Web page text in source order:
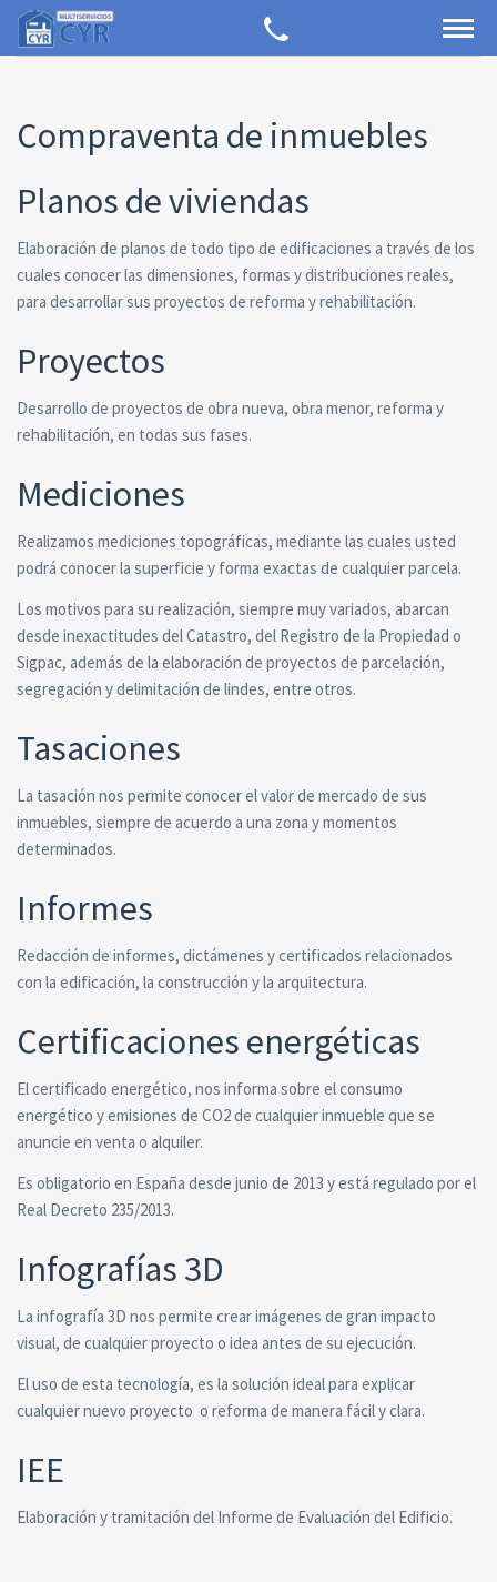
Compraventa de inmuebles
Planos de viviendas
Elaboración de planos de todo tipo de edificaciones a través de los
cuales conocer las dimensiones, formas y distribuciones reales,
para desarrollar sus proyectos de reforma y rehabilitación.
Proyectos
Desarrollo de proyectos de obra nueva, obra menor, reforma y
rehabilitación, en todas sus fases.
Mediciones
Realizamos mediciones topográficas, mediante las cuales usted
podrá conocer la superficie y forma exactas de cualquier parcela.
Los motivos para su realización, siempre muy variados, abarcan
desde inexactitudes del Catastro, del Registro de la Propiedad o
Sigpac, además de la elaboración de proyectos de parcelación,
segregación y delimitación de lindes, entre otros.
Tasaciones
La tasación nos permite conocer el valor de mercado de sus
inmuebles, siempre de acuerdo a una zona y momentos
determinados.
Informes
Redacción de informes, dictámenes y certificados relacionados
con la edificación, la construcción y la arquitectura.
Certificaciones energéticas
El certificado energético, nos informa sobre el consumo
energético y emisiones de CO2 de cualquier inmueble que se
anuncie en venta o alquiler.
Es obligatorio en España desde junio de 2013 y está regulado por el
Real Decreto 235/2013.
Infografías 3D
La infografía 3D nos permite crear imágenes de gran impacto
visual, de cualquier proyecto o idea antes de su ejecución.
El uso de esta tecnología, es la solución ideal para explicar
cualquier nuevo proyecto o reforma de manera fácil y clara.
IEE
Elaboración y tramitación del Informe de Evaluación del Edificio.